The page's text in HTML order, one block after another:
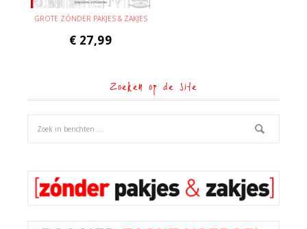
GROTE ZÓNDER PAKJES & ZAKJES
€ 27,99
Zoeken op de site